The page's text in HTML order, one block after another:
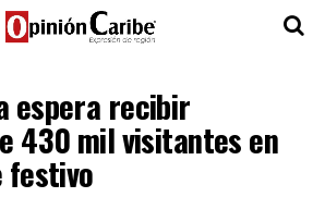
espera recibir
430 mil visitantes en
festivo